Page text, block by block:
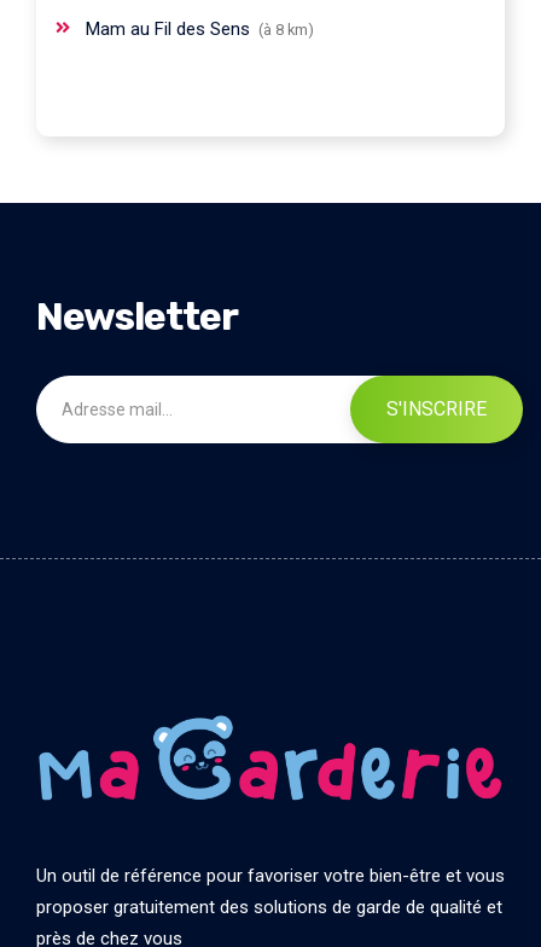
Mam au Fil des Sens (à 8 km)
Newsletter
S'INSCRIRE
Un outil de référence pour favoriser votre bien-être et vous
proposer gratuitement des solutions de garde de qualité et
près de chez vous